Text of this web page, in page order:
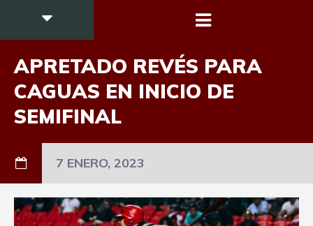
APRETADO REVÉS PARA
CAGUAS EN INICIO DE
SEMIFINAL
7 ENERO, 2023